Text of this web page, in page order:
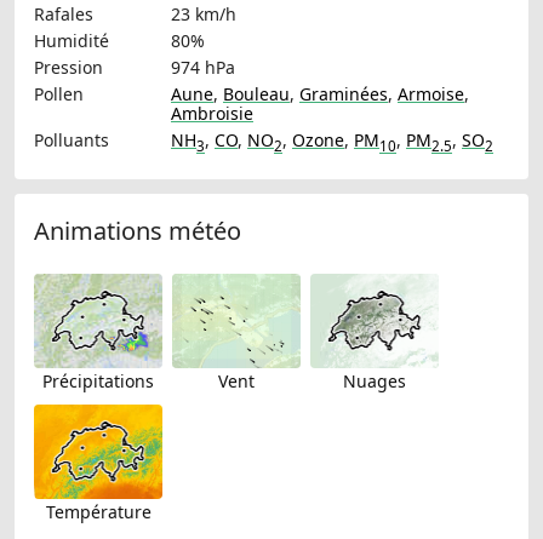
Rafales
23 km/h
Humidité
80%
Pression
974 hPa
Pollen
Aune, Bouleau, Graminées, Armoise,
Ambroisie
Polluants
NH3, CO, NO2, Ozone, PM10, PM2.5, SO2
Animations météo
Précipitations Vent Nuages
Température